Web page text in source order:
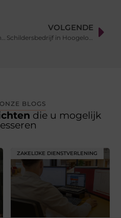
Tuinkamer met strakke lijnen geeft je tuin een moderne look
VOLGENDE
Schildersbedrijf in Hoogeloon combineert schilderwerk met hoogwaardige beglazing
BLOGS
die u mogelijk
ZAKELIJKE DIENSTVERLENING